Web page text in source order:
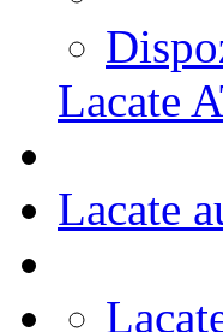
Lacate
Lacate